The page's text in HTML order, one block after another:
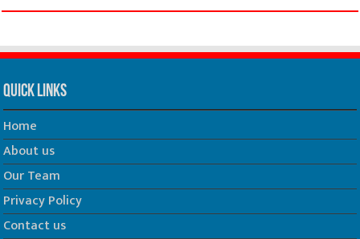
Quick Links
Home
About us
Our Team
Privacy Policy
Contact us